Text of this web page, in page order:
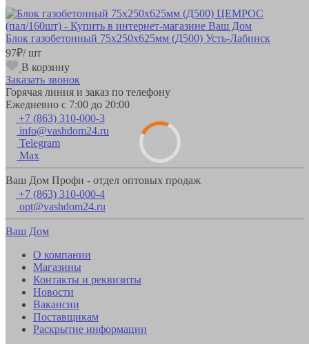
Блок газобетонный 75х250х625мм (Д500) Усть-Лабинск
97₽/ шт
В корзину
Заказать звонок
Горячая линия и заказ по телефону
Ежедневно с 7:00 до 20:00
+7 (863) 310-000-3
info@vashdom24.ru
Telegram
Max
Ваш Дом Профи - отдел оптовых продаж
+7 (863) 310-000-4
opt@vashdom24.ru
Ваш Дом
О компании
Магазины
Контакты и реквизиты
Новости
Вакансии
Поставщикам
Раскрытие информации